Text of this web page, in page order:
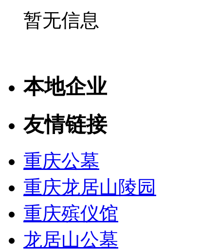
暂无信息
本地企业
友情链接
重庆公墓
重庆龙居山陵园
重庆殡仪馆
龙居山公墓